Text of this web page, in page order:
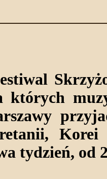
których
Korei
tydzień, od